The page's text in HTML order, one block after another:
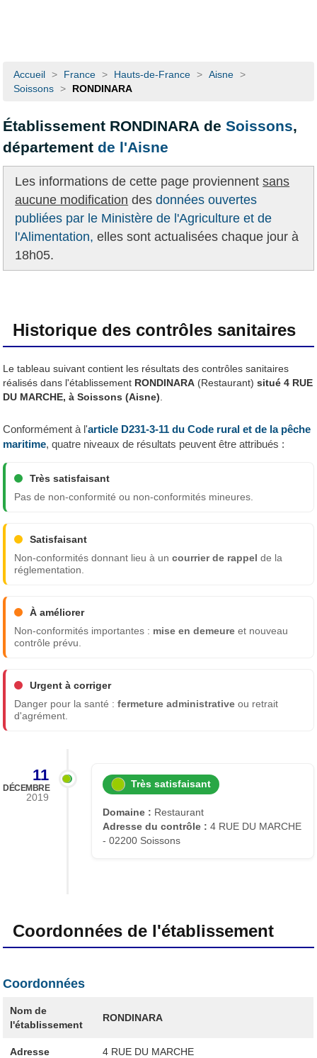
Accueil > France > Hauts-de-France > Aisne >
Soissons > RONDINARA
Établissement RONDINARA deSoissons,
départementde l'Aisne
Les informations de cette page proviennentsans
aucune modification desdonnées ouvertes
publiées par le Ministère de l'Agriculture et de
l'Alimentation, elles sont actualisées chaque jour à
18h05.
Historique des contrôles sanitaires
Le tableau suivant contient les résultats des contrôles sanitaires
réalisés dans l'établissement RONDINARA (Restaurant) situé 4 RUE
DU MARCHE, à Soissons (Aisne)
Conformément à l'article D231-3-11 du Code rural et de la pêche
maritime, quatre niveaux de résultats peuvent être attribués :
Très satisfaisant
Pas de non-conformité ou non-conformités mineures.
Satisfaisant
Non-conformités donnant lieu à uncourrier de rappel de la
réglementation.
À améliorer
Non-conformités importantes : mise en demeure et nouveau
contrôle prévu.
Urgent à corriger
Danger pour la santé :fermeture administrative ou retrait
d'agrément.
11
DÉCEMBRE
2019
Très satisfaisant
Domaine : Restaurant
Adresse du contrôle : 4 RUE DU MARCHE
- 02200 Soissons
Coordonnées de l'établissement
Coordonnées
Nom de
l'établissement
RONDINARA
Adresse 4 RUE DU MARCHE